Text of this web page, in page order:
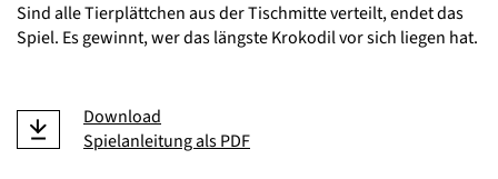
Sind alle Tierplättchen aus der Tischmitte verteilt, endet das
Spiel. Es gewinnt, wer das längste Krokodil vor sich liegen hat.
Download
Spielanleitung als PDF